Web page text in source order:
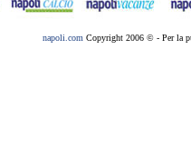
napoli.com Copyright 2006 © - Per la